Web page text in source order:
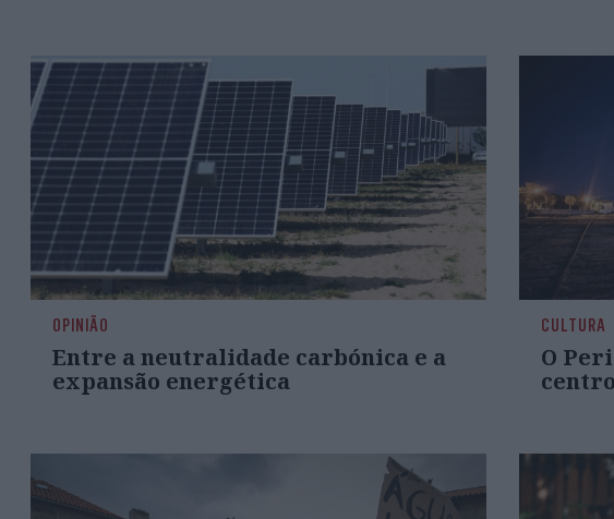
OPINIÃO
Entre a neutralidade carbónica e a
expansão energética
CULTURA
O